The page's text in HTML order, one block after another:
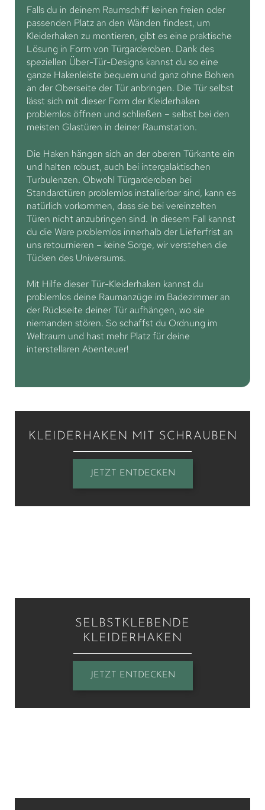
Falls du in deinem Raumschiff keinen freien oder
passenden Platz an den Wänden findest, um
Kleiderhaken zu montieren, gibt es eine praktische
Lösung in Form von Türgarderoben. Dank des
speziellen Über-Tür-Designs kannst du so eine
ganze Hakenleiste bequem und ganz ohne Bohren
an der Oberseite der Tür anbringen. Die Tür selbst
lässt sich mit dieser Form der Kleiderhaken
problemlos öffnen und schließen – selbst bei den
meisten Glastüren in deiner Raumstation.
Die Haken hängen sich an der oberen Türkante ein
und halten robust, auch bei intergalaktischen
Turbulenzen. Obwohl Türgarderoben bei
Standardtüren problemlos installierbar sind, kann es
natürlich vorkommen, dass sie bei vereinzelten
Türen nicht anzubringen sind. In diesem Fall kannst
du die Ware problemlos innerhalb der Lieferfrist an
uns retournieren – keine Sorge, wir verstehen die
Tücken des Universums.
Mit Hilfe dieser Tür-Kleiderhaken kannst du
problemlos deine Raumanzüge im Badezimmer an
der Rückseite deiner Tür aufhängen, wo sie
niemanden stören. So schaffst du Ordnung im
Weltraum und hast mehr Platz für deine
interstellaren Abenteuer!
KLEIDERHAKEN MIT SCHRAUBEN
JETZT ENTDECKEN
SELBSTKLEBENDE
KLEIDERHAKEN
JETZT ENTDECKEN